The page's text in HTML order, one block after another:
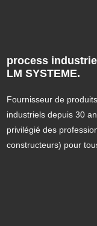
process
LM SYSTEME.
Fournisseur de
industriels depuis 30
privilégié des
constructeurs) pour